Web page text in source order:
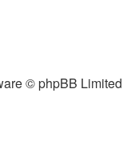
© phpBB Limited